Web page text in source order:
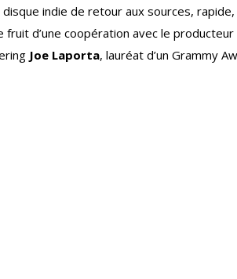
disque indie de retour aux sources,
d’une coopération avec le producteur
Joe Laporta, lauréat d’un Grammy